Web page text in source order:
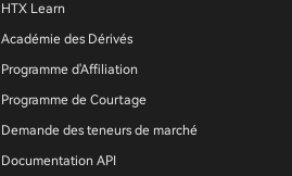
HTX Learn
Académie des Dérivés
Programme d'Affiliation
Programme de Courtage
Demande des teneurs de marché
Documentation API